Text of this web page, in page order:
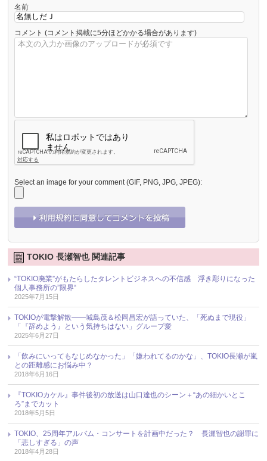
名前
コメント (コメント掲載に5分ほどかかる場合があります)
Select an image for your comment (GIF, PNG, JPG, JPEG):
TOKIO 長瀬智也 関連記事
“TOKIO廃業”がもたらしたタレントビジネスへの不信感 浮き彫りになった
個人事務所の”限界“
2025年7月15日
TOKIOが電撃解散――城島茂＆松岡昌宏が語っていた、「死ぬまで現役」
「『辞めよう』という気持ちはない」グループ愛
2025年6月27日
「飲みにいってもなじめなかった」「嫌われてるのかな」、TOKIO長瀬が嵐
との距離感にお悩み中？
2018年6月16日
『TOKIOカケル』事件後初の放送は山口達也のシーン＋“あの細かいとこ
ろ”までカット
2018年5月5日
TOKIO、25周年アルバム・コンサートを計画中だった？ 長瀬智也の謝罪に
「悲しすぎる」の声
2018年4月28日